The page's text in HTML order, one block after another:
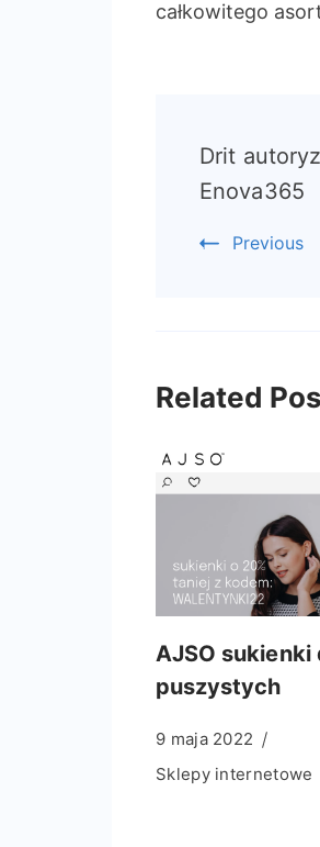
całkowitego
Drit
Enova365
Previous
Related
AJSO sukienki
puszystych
9 maja 2022
Sklepy internetowe